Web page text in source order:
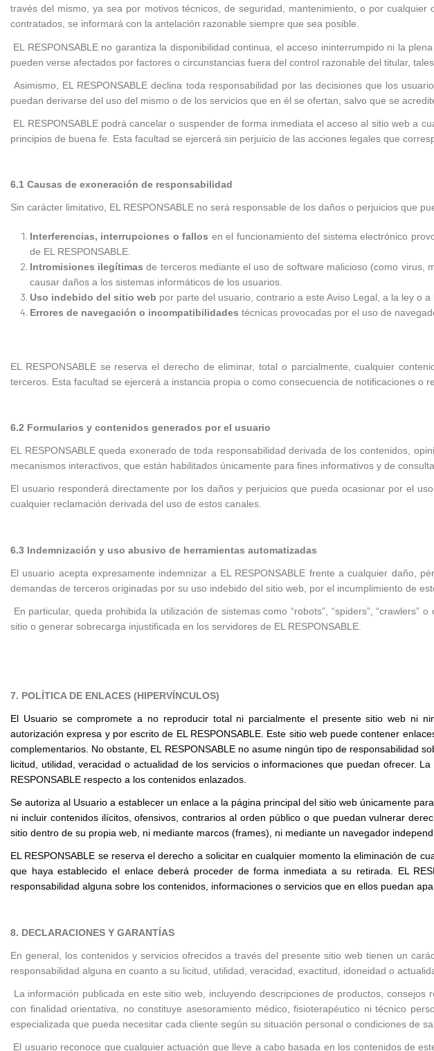
través del mismo, ya sea por motivos técnicos, de seguridad, mantenimiento, o por
contratados, se informará con la antelación razonable siempre que sea posible.
EL RESPONSABLE no garantiza la disponibilidad continua, el acceso ininterrumpido ni la
pueden verse afectados por factores o circunstancias fuera del control razonable del titular,
Asimismo, EL RESPONSABLE declina toda responsabilidad por las decisiones que los
puedan derivarse del uso del mismo o de los servicios que en él se ofertan, salvo que se
EL RESPONSABLE podrá cancelar o suspender de forma inmediata el acceso al sitio web a
principios de buena fe. Esta facultad se ejercerá sin perjuicio de las acciones legales que
6.1 Causas de exoneración de responsabilidad
Sin carácter limitativo, EL RESPONSABLE no será responsable de los daños o perjuicios que
Interferencias, interrupciones o fallos en el funcionamiento del sistema electrónico
de EL RESPONSABLE.
Intromisiones ilegítimas de terceros mediante el uso de software malicioso (como virus,
causar daños a los sistemas informáticos de los usuarios.
Uso indebido del sitio web por parte del usuario, contrario a este Aviso Legal, a la ley o
Errores de navegación o incompatibilidades técnicas provocadas por el uso de
EL RESPONSABLE se reserva el derecho de eliminar, total o parcialmente, cualquier
terceros. Esta facultad se ejercerá a instancia propia o como consecuencia de notificaciones o
6.2 Formularios y contenidos generados por el usuario
EL RESPONSABLE queda exonerado de toda responsabilidad derivada de los contenidos,
mecanismos interactivos, que están habilitados únicamente para fines informativos y de consulta.
El usuario responderá directamente por los daños y perjuicios que pueda ocasionar por el
cualquier reclamación derivada del uso de estos canales.
6.3 Indemnización y uso abusivo de herramientas automatizadas
El usuario acepta expresamente indemnizar a EL RESPONSABLE frente a cualquier daño,
demandas de terceros originadas por su uso indebido del sitio web, por el incumplimiento de
En particular, queda prohibida la utilización de sistemas como “robots”, “spiders”,
sitio o generar sobrecarga injustificada en los servidores de EL RESPONSABLE.
7. POLÍTICA DE ENLACES (HIPERVÍNCULOS)
El Usuario se compromete a no reproducir total ni parcialmente el presente sitio web ni
autorización expresa y por escrito de EL RESPONSABLE. Este sitio web puede contener
complementarios. No obstante, EL RESPONSABLE no asume ningún tipo de responsabilidad
licitud, utilidad, veracidad o actualidad de los servicios o informaciones que puedan ofrecer.
RESPONSABLE respecto a los contenidos enlazados.
Se autoriza al Usuario a establecer un enlace a la página principal del sitio web únicamente
ni incluir contenidos ilícitos, ofensivos, contrarios al orden público o que puedan vulnerar
sitio dentro de su propia web, ni mediante marcos (frames), ni mediante un navegador
EL RESPONSABLE se reserva el derecho a solicitar en cualquier momento la eliminación de
que haya establecido el enlace deberá proceder de forma inmediata a su retirada. EL
responsabilidad alguna sobre los contenidos, informaciones o servicios que en ellos puedan
8. DECLARACIONES Y GARANTÍAS
En general, los contenidos y servicios ofrecidos a través del presente sitio web tienen un
responsabilidad alguna en cuanto a su licitud, utilidad, veracidad, exactitud, idoneidad o
La información publicada en este sitio web, incluyendo descripciones de productos,
con finalidad orientativa, no constituye asesoramiento médico, fisioterapéutico ni técnico
especializada que pueda necesitar cada cliente según su situación personal o condiciones de
El usuario reconoce que cualquier actuación que lleve a cabo basada en los contenidos de